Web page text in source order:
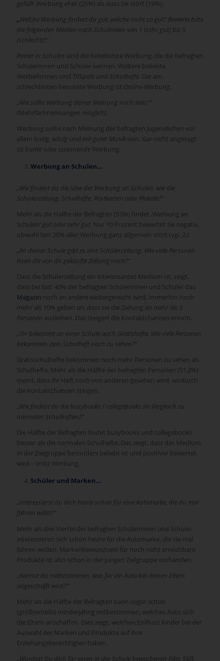
gefällt Werbung eher (25%) als dass sie stört (19%).
„Welche Werbung findest du gut, welche nicht so gut? Bewerte bitte
die folgenden Medien nach Schulnoten von 1 (sehr gut) bis 5
(schlecht)!“
Poster in Schulen sind die beliebteste Werbung, die die befragten
Schülerinnen und Schüler kennen. Weitere beliebte
Werbeformen sind TVSpots und Schulhefte. Die am
schlechtesten benotete Werbung ist Online-Werbung.
„Wie sollte Werbung deiner Meinung nach sein?“
(Mehrfachnennungen möglich)
Werbung sollte nach Meinung der befragten Jugendlichen vor
allem lustig, witzig und mit guter Musik sein. Gar nicht angesagt
ist bunte oder spannende Werbung.
Werbung an Schulen…
„Wie findest du die Idee der Werbung an Schulen, wie die
Schülerzeitung, Schulhefte, Postkarten oder Plakate?“
Mehr als die Hälfte der Befragten (53%) findet ‚Werbung an
Schulen’ gut oder sehr gut. Nur 10 Prozent bewertet sie negativ,
obwohl fast 20% aller Werbung ganz allgemein stört (vgl. 2.)
„An deiner Schule gibt es eine Schülerzeitung. Wie viele Personen
lesen die von dir gekaufte Zeitung noch?“
Dass die Schülerzeitung ein interessantes Medium ist, zeigt,
dass bei fast 40% der befragten Schülerinnen und Schüler das
Magazin noch an andere weitergereicht wird. Immerhin noch
mehr als 10% geben an, dass sie die Zeitung an mehr als 5
Personen ausleihen. Das steigert die Kontaktchancen enorm.
„Ihr bekommt an eurer Schule auch Gratishefte. Wie viele Personen
bekommen dein Schulheft noch zu sehen?“
Gratisschulhefte bekommen noch mehr Personen zu sehen als
Schulhefte. Mehr als die Hälfte der befragten Personen (51,2%)
meint, dass ihr Heft noch von anderen gesehen wird, wodurch
die Kontaktchancen steigen.
„Wie findest du die busybooks / collegebooks im Vergleich zu
normalen Schulheften?“
Die Hälfte der Befragten findet busybooks und collegebooks
besser als die normalen Schulhefte. Das zeigt, dass das Medium
in der Zielgruppe besonders beliebt ist und positiver bewertet
wird – trotz Werbung.
Schüler und Marken…
„Interessierst du dich heute schon für eine Automarke, die du mal
fahren willst?“
Mehr als drei Viertel der befragten Schülerinnen und Schüler
interessieren sich schon heute für die Automarke, die sie mal
fahren wollen. Markenbewusstsein für noch nicht erreichbare
Produkte ist also schon in der jungen Zielgruppe vorhanden.
„Kannst du mitbestimmen, was für ein Auto bei deinen Eltern
angeschafft wird?“
Mehr als die Hälfte der Befragten kann sogar schon
(größtenteils) minderjährig mitbestimmen, welches Auto sich
die Eltern anschaffen. Dies zeigt, welchen Einfluss Kinder bei der
Auswahl der Marken und Produkte auf ihre
Erziehungsberechtigten haben.
„Würdest Du dich für einen in der Schule beworbenen Film, Stift,